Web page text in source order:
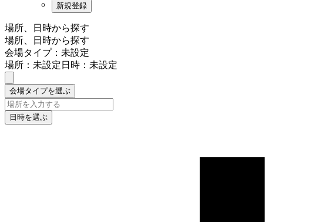
新規登録
場所、日時から探す
場所、日時から探す
会場タイプ：未設定
場所：未設定日時：未設定
会場タイプを選ぶ
日時を選ぶ